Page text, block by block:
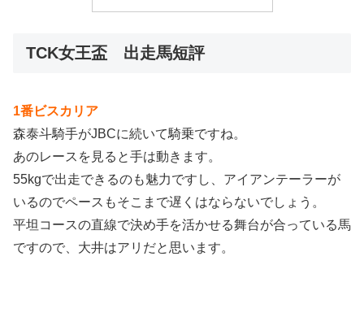
TCK女王盃 出走馬短評
1番ビスカリア
森泰斗騎手がJBCに続いて騎乗ですね。
あのレースを見ると手は動きます。
55kgで出走できるのも魅力ですし、アイアンテーラーが
いるのでペースもそこまで遅くはならないでしょう。
平坦コースの直線で決め手を活かせる舞台が合っている馬
ですので、大井はアリだと思います。